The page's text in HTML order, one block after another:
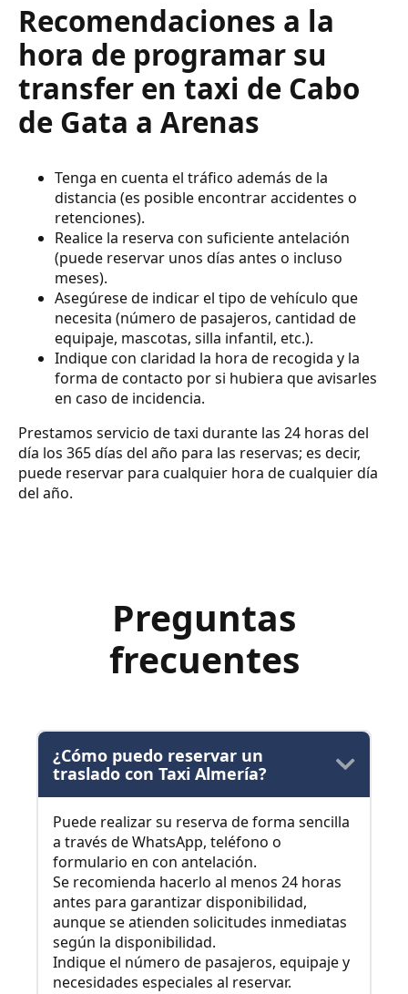
Recomendaciones a la
hora de programar su
transfer en taxi de Cabo
de Gata a Arenas
Tenga en cuenta el tráfico además de la
distancia (es posible encontrar accidentes o
retenciones).
Realice la reserva con suficiente antelación
(puede reservar unos días antes o incluso
meses).
Asegúrese de indicar el tipo de vehículo que
necesita (número de pasajeros, cantidad de
equipaje, mascotas, silla infantil, etc.).
Indique con claridad la hora de recogida y la
forma de contacto por si hubiera que avisarles
en caso de incidencia.
Prestamos servicio de taxi durante las 24 horas del
día los 365 días del año para las reservas; es decir,
puede reservar para cualquier hora de cualquier día
del año.
Preguntas
frecuentes
¿Cómo puedo reservar un
traslado con Taxi Almería?
Puede realizar su reserva de forma sencilla
a través de WhatsApp, teléfono o
formulario en con antelación.
Se recomienda hacerlo al menos 24 horas
antes para garantizar disponibilidad,
aunque se atienden solicitudes inmediatas
según la disponibilidad.
Indique el número de pasajeros, equipaje y
necesidades especiales al reservar.